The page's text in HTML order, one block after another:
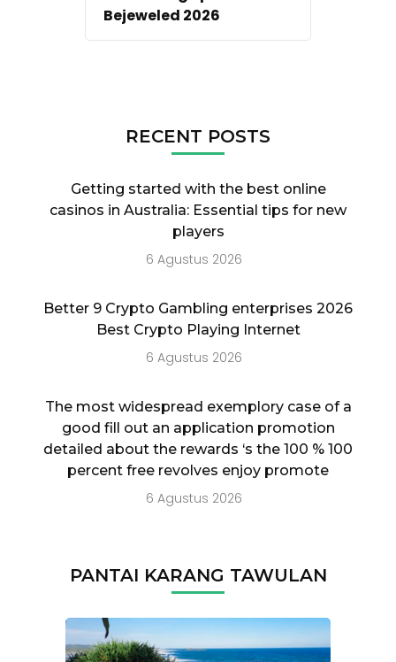
Bejeweled 2026
RECENT POSTS
Getting started with the best online
casinos in Australia: Essential tips for new
players
6 Agustus 2026
Better 9 Crypto Gambling enterprises 2026
Best Crypto Playing Internet
6 Agustus 2026
The most widespread exemplory case of a
good fill out an application promotion
detailed about the rewards ‘s the 100 % 100
percent free revolves enjoy promote
6 Agustus 2026
PANTAI KARANG TAWULAN